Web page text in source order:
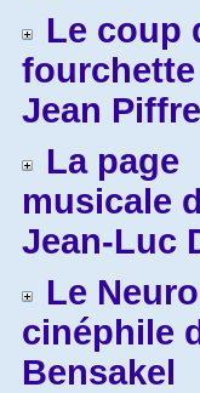
Le coup
fourchette
Jean Piffre
La page
musicale
Jean-Luc
Le
cinéphile
Bensakel